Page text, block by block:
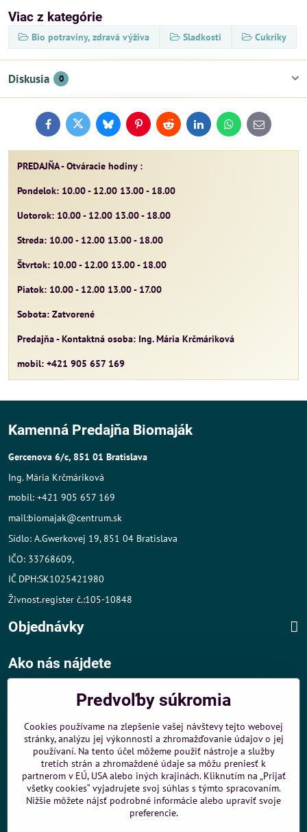
Viac z kategórie
Bio potraviny, zdravá výživa Sladkosti Cukríky
Diskusia 0
FacebookTwitterBlueskyPinterestReddit LinkedInWhatsApp
E-
mail
PREDAJŇA - Otváracie hodiny :
Pondelok: 10.00 - 12.00 13.00 - 18.00
Uotorok: 10.00 - 12.00 13.00 - 18.00
Streda: 10.00 - 12.00 13.00 - 18.00
Štvrtok: 10.00 - 12.00 13.00 - 18.00
Piatok: 10.00 - 12.00 13.00 - 17.00
Sobota: Zatvorené
Predajňa - Kontaktná osoba: Ing. Mária Krčmáriková
mobil: +421 905 657 169
Kamenná Predajňa Biomaják
Gercenova 6/c, 851 01 Bratislava
Ing. Mária Krčmáriková
mobil: +421 905 657 169
mail:biomajak@centrum.sk
Sídlo: A.Gwerkovej 19, 851 04 Bratislava
IČO: 33768609,
IČ DPH:SK1025421980
Živnost.register č.:105-10848
Objednávky
Ako nás nájdete
- v tesnej blízkosti diaľničného obchvatu
- dobré parkovacie možnosti 40 m od predajne
MHD:
- 200 m od zastávky MHD Záporožská - autobusy č. 80 a 88
- 250 m od zastávky MHD ŽST Petržalka - autobus 99
Sme umiestnení uShopMania- Internetové nákupy
Predvoľby súkromia
Cookies používame na zlepšenie vašej návštevy tejto webovej
stránky, analýzu jej výkonnosti a zhromažďovanie údajov o jej
používaní. Na tento účel môžeme použiť nástroje a služby
tretích strán a zhromaždené údaje sa môžu preniesť k
partnerom v EÚ, USA alebo iných krajinách. Kliknutím na „Prijať
všetky cookies“ vyjadrujete svoj súhlas s týmto spracovaním.
Nižšie môžete nájsť podrobné informácie alebo upraviť svoje
preferencie.